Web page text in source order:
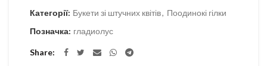
Категорії: Букети зі штучних квітів, Поодинокі гілки
Позначка: гладиолус
Share